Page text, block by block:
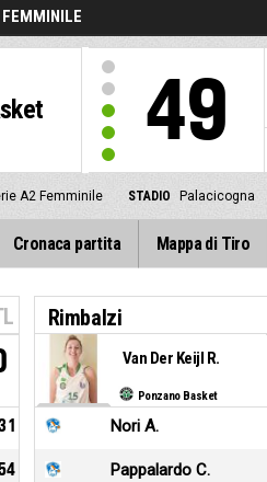
49
A2 Femminile STADIO Palacicogna
Cronaca partita Mappa di Tiro
Rimbalzi
Ponzano Basket
Van Der Keijl R.
Nori A.
Pappalardo C.